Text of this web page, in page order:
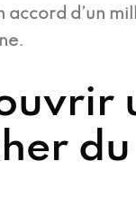
accord d’un